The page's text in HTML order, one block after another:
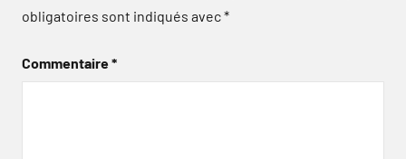
obligatoires sont indiqués avec*
Commentaire*